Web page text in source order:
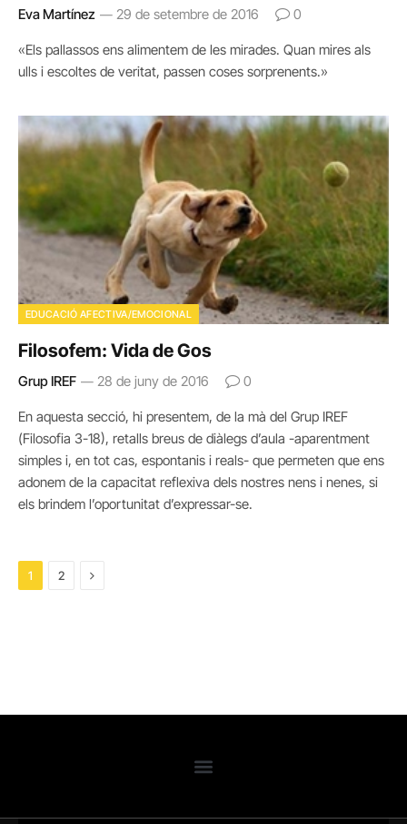
Eva Martínez 29 de setembre de 2016 0
«Els pallassos ens alimentem de les mirades. Quan mires als
ulls i escoltes de veritat, passen coses sorprenents.»
EDUCACIÓ AFECTIVA/EMOCIONAL
Filosofem: Vida de Gos
Grup IREF 28 de juny de 2016 0
En aquesta secció, hi presentem, de la mà del Grup IREF
(Filosofia 3-18), retalls breus de diàlegs d’aula -aparentment
simples i, en tot cas, espontanis i reals- que permeten que ens
adonem de la capacitat reflexiva dels nostres nens i nenes, si
els brindem l’oportunitat d’expressar-se.
1 2 Next